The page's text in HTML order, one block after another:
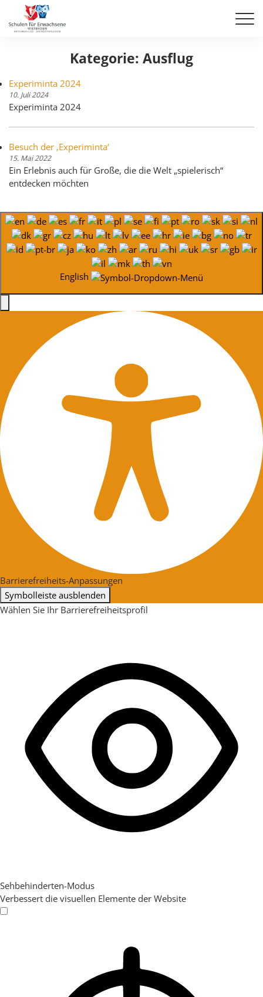
Kategorie: Ausflug
Experiminta 2024
10. Juli 2024
Experiminta 2024
Besuch der ‚Experiminta‘
15. Mai 2022
Ein Erlebnis auch für Große, die die Welt „spielerisch“
entdecken möchten
English
Barrierefreiheits-Anpassungen
Symbolleiste ausblenden
Wählen Sie Ihr Barrierefreiheitsprofil
Sehbehinderten-Modus
Verbessert die visuellen Elemente der Website